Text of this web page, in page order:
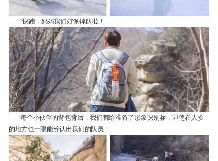
“快跑，妈妈我们好像掉队啦！
每个小伙伴的背包背后，我们都给准备了形象识别标，即使在人多
的地方也一眼能辨认出我们的队员！